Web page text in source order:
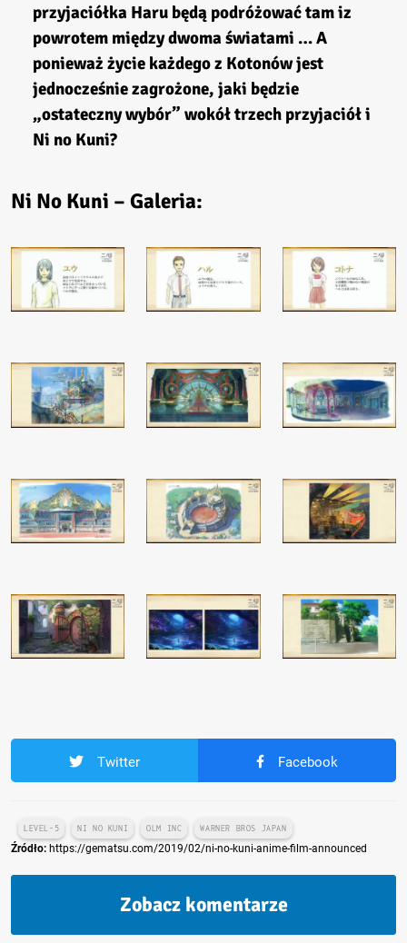
przyjaciółka Haru będą podróżować tam iz
powrotem między dwoma światami … A
ponieważ życie każdego z Kotonów jest
jednocześnie zagrożone, jaki będzie
„ostateczny wybór” wokół trzech przyjaciół i
Ni no Kuni?
Ni No Kuni – Galeria:
Twitter Facebook
LEVEL-5 NI NO KUNI OLM INC WARNER BROS JAPAN
Źródło: https://gematsu.com/2019/02/ni-no-kuni-anime-film-announced
Zobacz komentarze